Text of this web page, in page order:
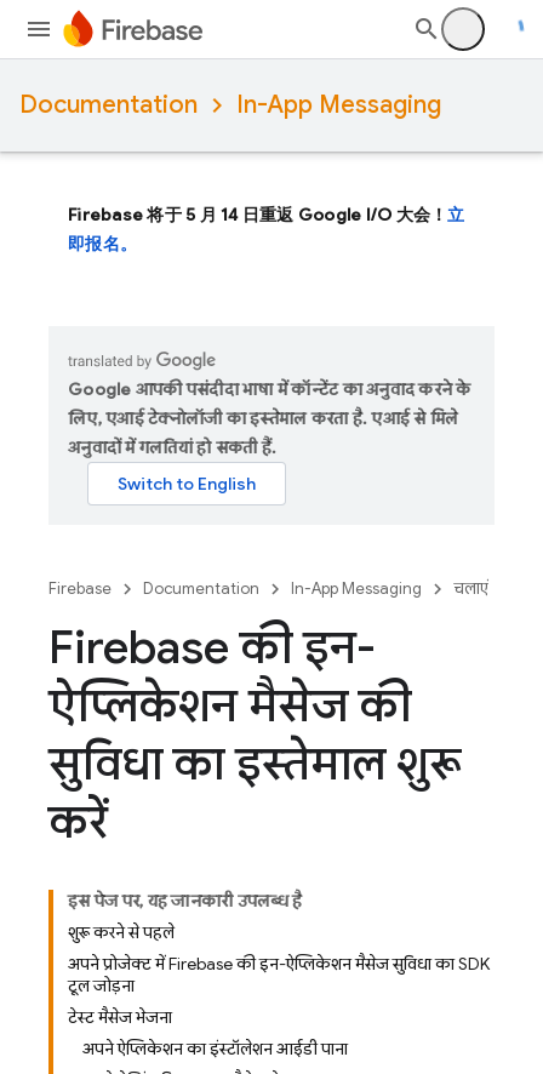
Documentation In-App Messaging
Firebase 将于 5 月 14 日重返 Google I/O 大会！立
即报名。
Google आपकी पसंदीदा भाषा में कॉन्टेंट का अनुवाद करने के
लिए, एआई टेक्नोलॉजी का इस्तेमाल करता है. एआई से मिले
अनुवादों में गलतियां हो सकती हैं.
Firebase Documentation In-App Messaging चलाएं
Firebase की इन-
ऐप्लिकेशन मैसेज की
सुविधा का इस्तेमाल शुरू
करें
इस पेज पर, यह जानकारी उपलब्ध है
शुरू करने से पहले
अपने प्रोजेक्ट में Firebase की इन-ऐप्लिकेशन मैसेज सुविधा का SDK
टूल जोड़ना
टेस्ट मैसेज भेजना
अपने ऐप्लिकेशन का इंस्टॉलेशन आईडी पाना